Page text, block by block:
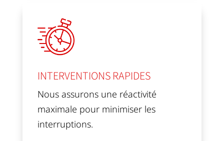
INTERVENTIONS RAPIDES
Nous assurons une réactivité
maximale pour minimiser les
interruptions.